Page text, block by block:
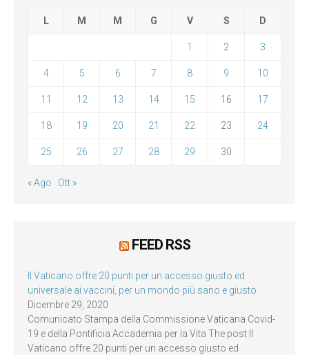
L M M G V S D
1 2 3
4 5 6 7 8 9 10
11 12 13 14 15 16 17
18 19 20 21 22 23 24
25 26 27 28 29 30
« Ago Ott »
FEED RSS
Il Vaticano offre 20 punti per un accesso giusto ed
universale ai vaccini, per un mondo più sano e giusto
Dicembre 29, 2020
Comunicato Stampa della Commissione Vaticana Covid-
19 e della Pontificia Accademia per la Vita The post Il
Vaticano offre 20 punti per un accesso giusto ed